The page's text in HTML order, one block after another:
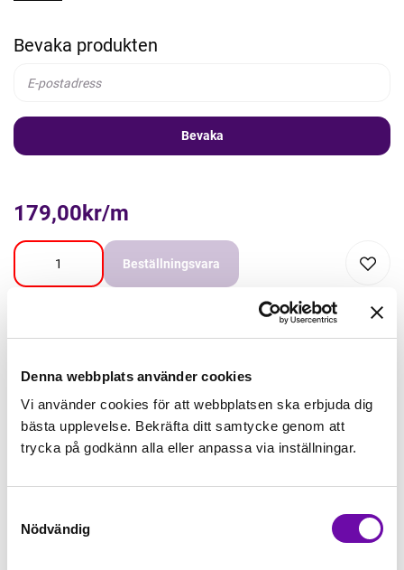
Denna webbplats använder cookies
Vi använder cookies för att webbplatsen ska erbjuda dig
bästa upplevelse. Bekräfta ditt samtycke genom att
trycka på godkänn alla eller anpassa via inställningar.
Nödvändig
Bevaka produkten
Bevaka
179,00kr/m
Beställningsvara
Lägg först önskad mängd i varukorgen,
Tråd matchande +45,00kr
Mudd matchande +39,50kr